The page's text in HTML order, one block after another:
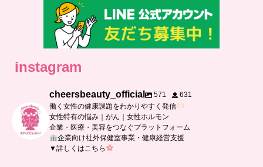
instagram
cheersbeauty_official 571
631
働く女性の健康課題をわかりやすく発信
女性特有の悩み｜がん｜女性ホルモン
企業・医療・美容をつなぐプラットフォーム
企業向け社外保健室事業・健康経営支援
▼詳しくはこちら